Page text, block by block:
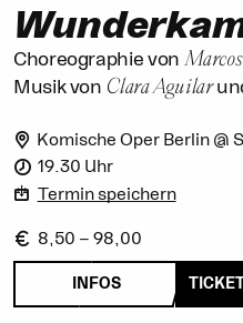
Komische Oper Berlin @
19.30 Uhr
Termin speichern
8,50 – 98,00
INFOS
Choreographie von
Musik von Clara Aguilar